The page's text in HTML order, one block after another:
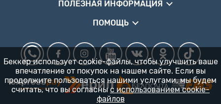
ПОЛЕЗНАЯ ИНФОРМАЦИЯ
ПОМОЩЬ
Беккер использует cookie-файлы, чтобы улучшить ваше
впечатление от покупок на нашем сайте. Если вы
продолжите пользоваться нашими услугами, мы будем
считать, что вы согласны с использованием cookie-
файлов